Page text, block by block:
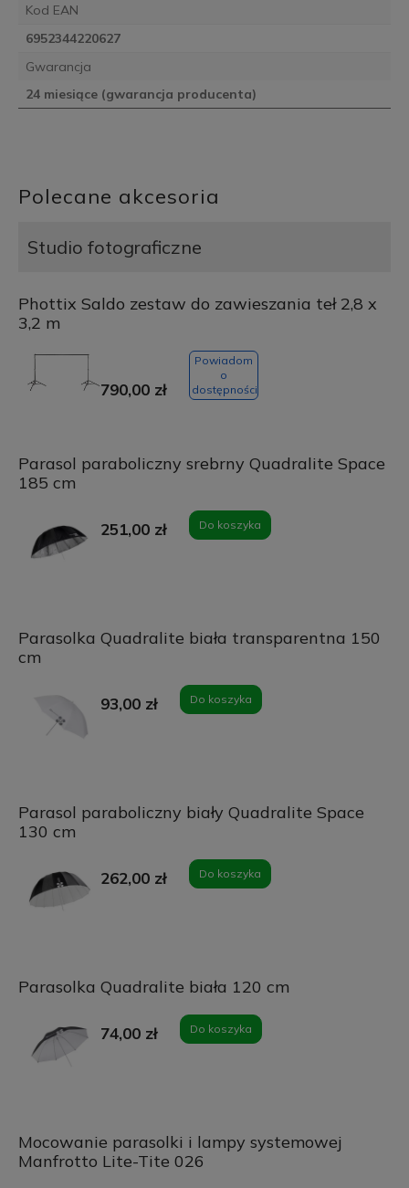
Kod EAN
6952344220627
Gwarancja
24 miesiące (gwarancja producenta)
Polecane akcesoria
Studio fotograficzne
Phottix Saldo zestaw do zawieszania teł 2,8 x
3,2 m
790,00 zł
Powiadom
o
dostępności
Parasol paraboliczny srebrny Quadralite Space
185 cm
251,00 zł Do koszyka
Parasolka Quadralite biała transparentna 150
cm
93,00 zł Do koszyka
Parasol paraboliczny biały Quadralite Space
130 cm
262,00 zł Do koszyka
Parasolka Quadralite biała 120 cm
74,00 zł Do koszyka
Mocowanie parasolki i lampy systemowej
Manfrotto Lite-Tite 026